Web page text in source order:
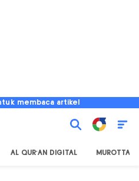
membaca artikel
AL QUR'AN DIGITAL MUROTTAL